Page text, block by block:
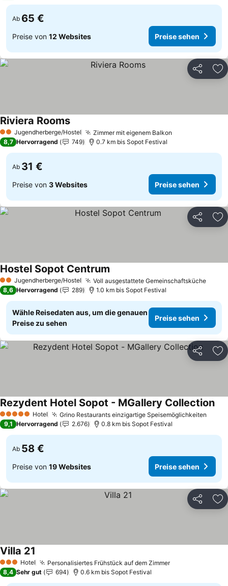
Ab 65 €
Preise von 12 Websites Preise sehen
Teilen
2 SterneJugendherberge/Hostel Zimmer mit eigenem Balkon
Riviera RoomsPreise sehen
8,7 Hervorragend 749 0.7 km bis Sopot Festival
Ab 31 €
Preise von 3 Websites Preise sehen
Teilen
2 SterneJugendherberge/Hostel Voll ausgestattete Gemeinschaftsküche
Hostel Sopot Centrum
8,6 Hervorragend 289 1.0 km bis Sopot Festival
Wähle Reisedaten aus, um die genauen
Preise zu sehen
Preise sehen
Teilen
5 Sterne Hotel Grino Restaurants einzigartige Speisemöglichkeiten
Rezydent Hotel Sopot - MGallery Collection
9,1 Hervorragend 2.676 0.8 km bis Sopot Festival
Ab 58 €
Preise von 19 Websites Preise sehen
Teilen
3 SterneHotel Personalisiertes Frühstück auf dem ZimmerPreise sehen
Villa 21
8,4 Sehr gut 694 0.6 km bis Sopot Festival